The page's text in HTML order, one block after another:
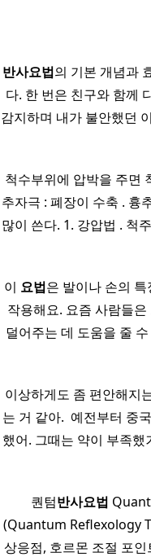
반사요법의 기본 개념과
다. 한 번은 친구와 함께
감지하며 내가 불안했던
척수부위에 압박을 주면
추자극 : 폐장이 수축 . 흉
많이 쓴다. 1. 강압법 . 척
이 요법은 발이나 손의
작용해요. 요즘 사람들
덜어주는 데 도움을 줄
이상하게도 좀 편안해지
는 거 같아. ​ 예전부터 중
했어. 그때는 약이 부족
퀀텀반사요법
(Quantum Reflexology
상응점, 호르몬 조절 포